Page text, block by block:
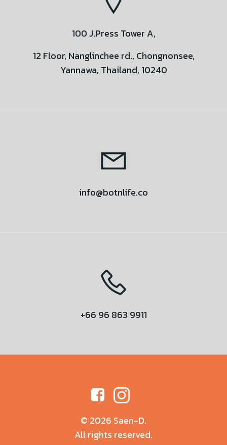
100 J.Press Tower A,
12 Floor, Nanglinchee rd., Chongnonsee,
Yannawa, Thailand, 10240
info@botnlife.co
+66 96 863 9911
© 2026 Saen-D.
All rights reserved.